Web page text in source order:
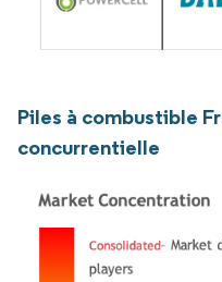
Piles à combustible
concurrentielle